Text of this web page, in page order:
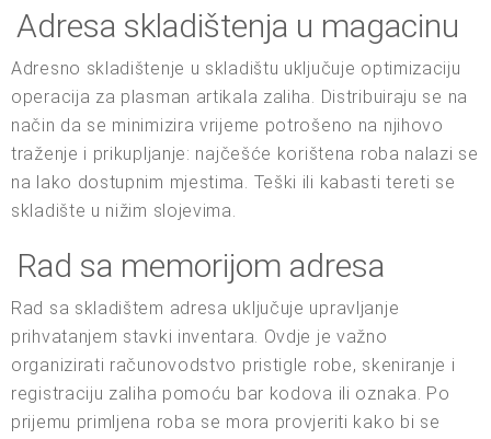
Adresa skladištenja u magacinu
Adresno skladištenje u skladištu uključuje optimizaciju
operacija za plasman artikala zaliha. Distribuiraju se na
način da se minimizira vrijeme potrošeno na njihovo
traženje i prikupljanje: najčešće korištena roba nalazi se
na lako dostupnim mjestima. Teški ili kabasti tereti se
skladište u nižim slojevima.
Rad sa memorijom adresa
Rad sa skladištem adresa uključuje upravljanje
prihvatanjem stavki inventara. Ovdje je važno
organizirati računovodstvo pristigle robe, skeniranje i
registraciju zaliha pomoću bar kodova ili oznaka. Po
prijemu primljena roba se mora provjeriti kako bi se